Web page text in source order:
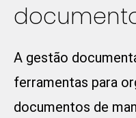
A gestão
ferramentas para
documentos de